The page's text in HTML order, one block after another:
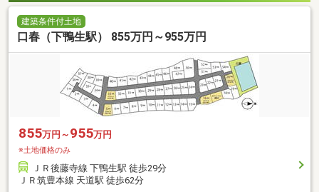
建築条件付土地
口春（下鴨生駅） 855万円～955万円
855万円～ 955万円
※土地価格のみ
ＪＲ後藤寺線 下鴨生駅 徒歩29分
ＪＲ筑豊本線 天道駅 徒歩62分